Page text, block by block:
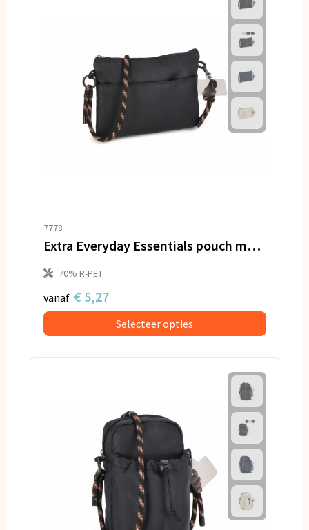
7778
Extra Everyday Essentials pouch met paracord draagkoord
70% R-PET
vanaf € 5,27
Selecteer opties